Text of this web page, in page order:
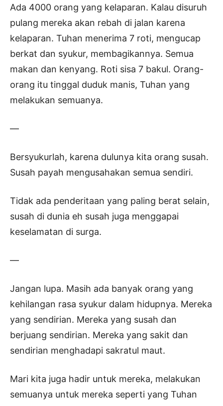
Ada 4000 orang yang kelaparan. Kalau disuruh
pulang mereka akan rebah di jalan karena
kelaparan. Tuhan menerima 7 roti, mengucap
berkat dan syukur, membagikannya. Semua
makan dan kenyang. Roti sisa 7 bakul. Orang-
orang itu tinggal duduk manis, Tuhan yang
melakukan semuanya.
—
Bersyukurlah, karena dulunya kita orang susah.
Susah payah mengusahakan semua sendiri.
Tidak ada penderitaan yang paling berat selain,
susah di dunia eh susah juga menggapai
keselamatan di surga.
—
Jangan lupa. Masih ada banyak orang yang
kehilangan rasa syukur dalam hidupnya. Mereka
yang sendirian. Mereka yang susah dan
berjuang sendirian. Mereka yang sakit dan
sendirian menghadapi sakratul maut.
Mari kita juga hadir untuk mereka, melakukan
semuanya untuk mereka seperti yang Tuhan